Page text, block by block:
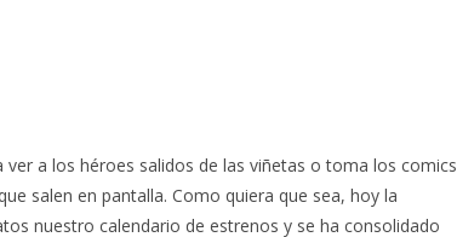
ver a los héroes salidos de las viñetas o toma los comics
salen en pantalla. Como quiera que sea, hoy la
nuestro calendario de estrenos y se ha consolidado